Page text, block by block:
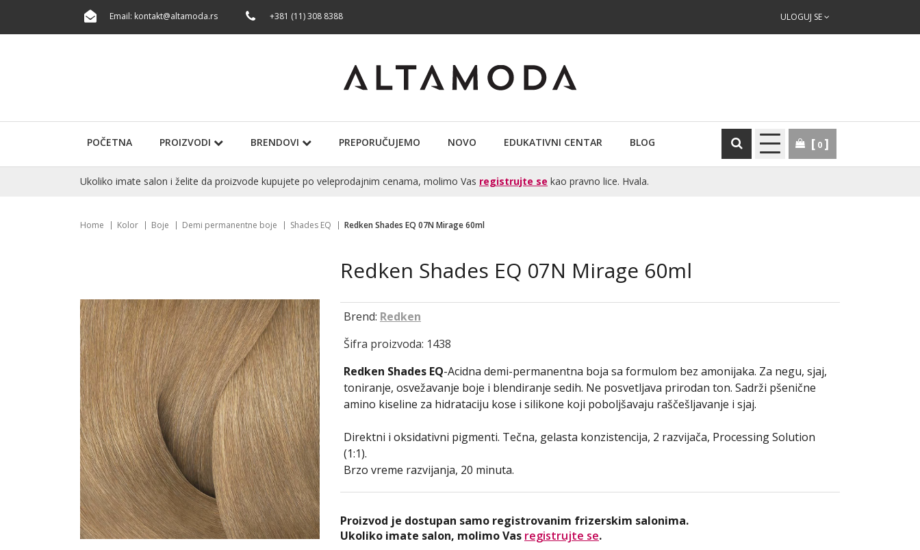
Email: kontakt@altamoda.rs +381 (11) 308 8388 ULOGUJ SE
POČETNA PROIZVODI BRENDOVI PREPORUČUJEMO NOVO EDUKATIVNI CENTAR BLOG 0
Ukoliko imate salon i želite da proizvode kupujete po veleprodajnim cenama, molimo Vas registrujte se kao pravno lice. Hvala.
Home Kolor Boje Demi permanentne boje Shades EQ Redken Shades EQ 07N Mirage 60ml
Redken Shades EQ 07N Mirage 60ml
Brend: Redken
Šifra proizvoda: 1438
Redken Shades EQ-Acidna demi-permanentna boja sa formulom bez amonijaka. Za negu, sjaj,
toniranje, osvežavanje boje i blendiranje sedih. Ne posvetljava prirodan ton. Sadrži pšenične
amino kiseline za hidrataciju kose i silikone koji poboljšavaju raščešljavanje i sjaj.
Direktni i oksidativni pigmenti. Tečna, gelasta konzistencija, 2 razvijača, Processing Solution
(1:1).
Brzo vreme razvijanja, 20 minuta.
Proizvod je dostupan samo registrovanim frizerskim salonima.
Ukoliko imate salon, molimo Vas registrujte se.